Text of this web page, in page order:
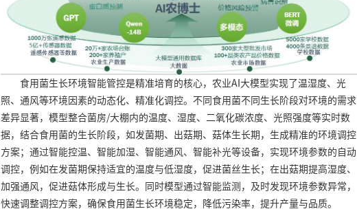
食用菌生长环境智能管控是精准培育的核心，农业AI大模型实现了温湿度、光
照、通风等环境因素的动态化、精准化调控。不同食用菌不同生长阶段对环境的需求
差异显著，模型整合菌房/大棚内的温度、湿度、二氧化碳浓度、光照强度等实时数
据，结合食用菌的生长阶段，如发菌期、出菇期、菇体生长期，生成精准的环境调控
方案；通过智能控温、智能加湿、智能通风、智能补光等设备，实现环境参数的自动
调控，例如在发菌期保持适宜的温度与低湿度，促进菌丝生长；在出菇期提高湿度、
加强通风，促进菇体形成与生长。同时模型通过智能监测，及时发现环境参数异常，
快速调整调控方案，确保食用菌生长环境稳定，降低污染率，提升产量与品质。